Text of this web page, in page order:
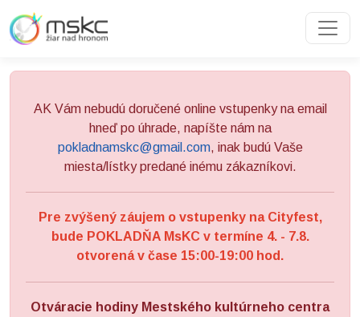
AK Vám nebudú doručené online vstupenky na email
hneď po úhrade, napíšte nám na
pokladnamskc@gmail.com, inak budú Vaše
miesta/lístky predané inému zákazníkovi.
Pre zvýšený záujem o vstupenky na Cityfest,
bude POKLADŇA MsKC v termíne 4. - 7.8.
otvorená v čase 15:00-19:00 hod.
Otváracie hodiny Mestského kultúrneho centra